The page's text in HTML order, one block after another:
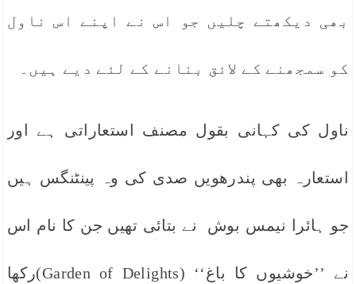
بھی دیکھتے چلیں جو اس نے اپنے اس ناول
کو سمجھنے کے لائق بنانے کے لئے دیے ہیں۔
ناول کی کہانی بقول مصنف استعاراتی ہے اور
استعارہ بھی پندرھویں صدی کی وہ پینٹنگس ہیں
جو ہائرا نیمس بوش نے بتائی تھیں جن کا نام اس
نے ’’خوشیوں کا باغ‘‘ (Garden of Delights)رکھا